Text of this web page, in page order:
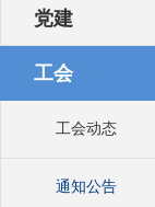
党建
工会
工会动态
通知公告